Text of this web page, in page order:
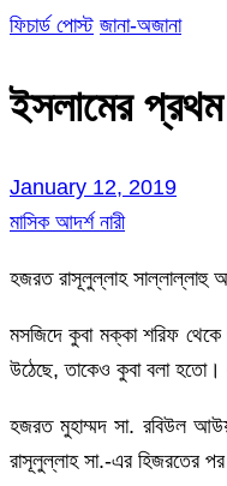
ফিচার্ড পোস্ট জানা-অজানা
ইসলামের
January 12, 2019
মাসিক আদর্শ নারী
হজরত রাসূলুল্লাহ সাল্লাল্লাহু
মসজিদে কুবা মক্কা শরিফ
উঠেছে, তাকেও কুবা বলা হতো।
হজরত মুহাম্মদ সা. রবিউল
রাসূলুল্লাহ সা.-এর হিজরতের পর